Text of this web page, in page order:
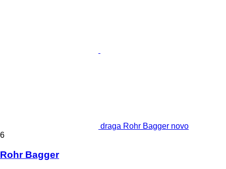
draga Rohr Bagger novo
6
Rohr Bagger